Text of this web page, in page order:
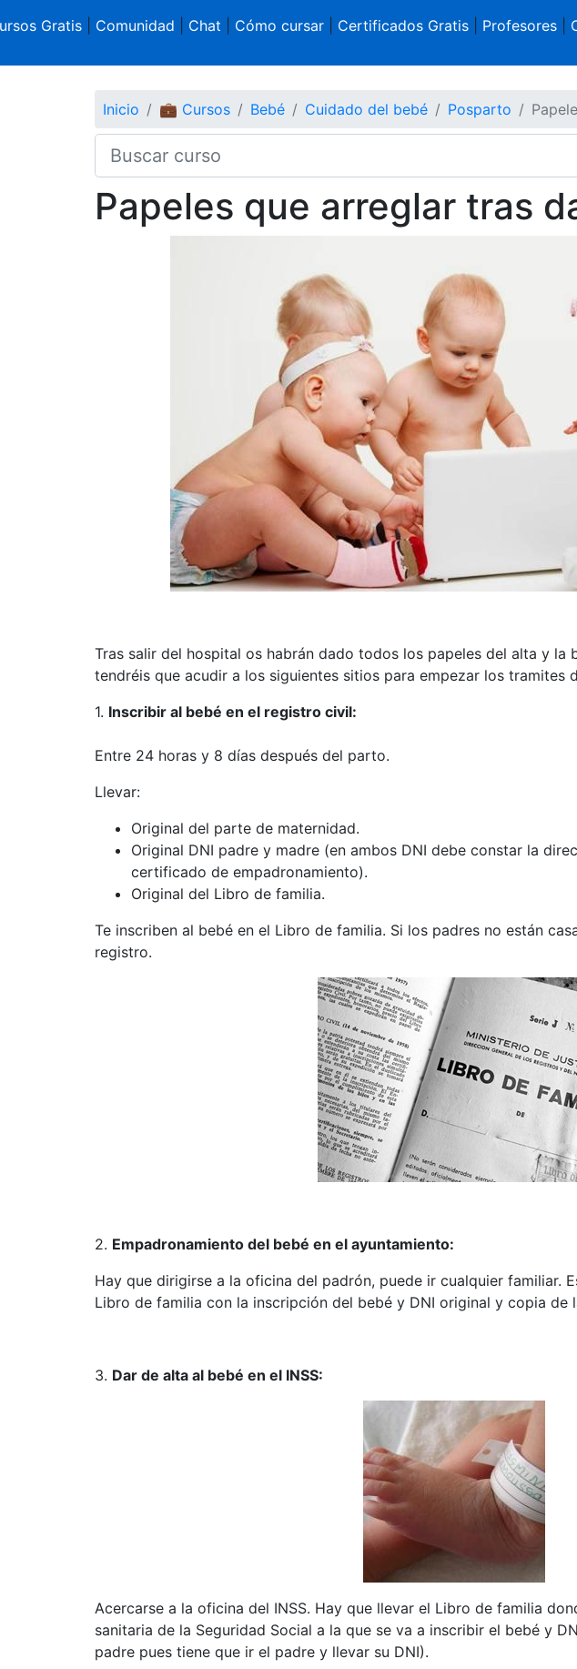
Gratis Comunidad Chat Cómo cursar| Certificados Gratis| Profesores|
Inicio 💼 Cursos Bebé Cuidado del bebé Posparto
Papeles que arreglar tras
Tras salir del hospital os habrán dado todos los papeles del alta y la
tendréis que acudir a los siguientes sitios para empezar los tramites
1. Inscribir al bebé en el registro civil:
Entre 24 horas y 8 días después del parto.
Llevar:
Original del parte de maternidad.
Original DNI padre y madre (en ambos DNI debe constar la
certificado de empadronamiento).
Original del Libro de familia.
Te inscriben al bebé en el Libro de familia. Si los padres no están
registro.
2. Empadronamiento del bebé en el ayuntamiento:
Hay que dirigirse a la oficina del padrón, puede ir cualquier familiar.
Libro de familia con la inscripción del bebé y DNI original y copia de
3. Dar de alta al bebé en el INSS:
Acercarse a la oficina del INSS. Hay que llevar el Libro de familia
sanitaria de la Seguridad Social a la que se va a inscribir el bebé y
padre pues tiene que ir el padre y llevar su DNI).